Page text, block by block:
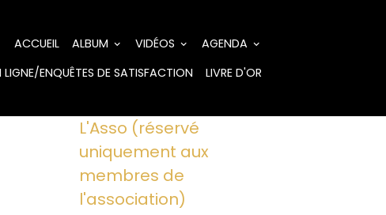
ACCUEIL ALBUM VIDÉOS
AGENDA
ENQUÊTES DE SATISFACTION
LIVRE D'OR
L'Asso (réservé
uniquement aux
membres de
l'association)